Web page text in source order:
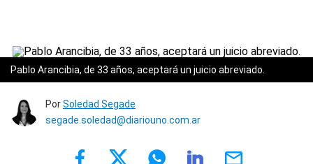
Pablo Arancibia, de 33 años, aceptará un juicio abreviado.
PorSoledad Segade
segade.soledad@diariouno.com.ar